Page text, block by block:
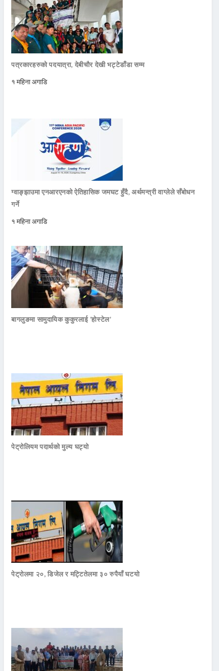
पत्रकारहरुको पदयात्रा, देबीचौर देखी भट्टेडाँडा सम्म
१ महिना अगाडि
ग्वाङ्झाउमा एनआरएनको ऐतिहासिक जमघट हुँदै, अर्थमन्त्री वाग्लेले सँबोधन
गर्ने
१ महिना अगाडि
बागलुङमा सामुदायिक कुकुरलाई ‘होस्टेल’
पेट्रोलियम पदार्थको मुल्य घट्यो
पेट्रोलमा २०, डिजेल र मट्टितेलमा ३० रुपैयाँ घटयो